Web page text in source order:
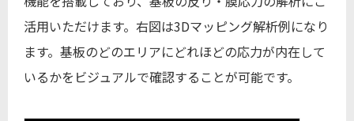
活用いただけます。右図は3Dマッピング解析例になり
ます。基板のどのエリアにどれほどの応力が内在して
いるかをビジュアルで確認することが可能です。